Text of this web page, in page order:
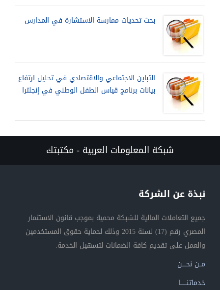
بحث تحديات ممارسة الاستشارة في المدارس
التباين الاجتماعي والاقتصادي في تحليل ارتفاع
بيانات برنامج قياس الطفل الوطني في إنجلترا
شبكة المعلومات العربية - مكتبتك
نبذة عن الشركة
جميع التعاملات المالية للشبكة محمية بموجب قانون الاستثمار
المصري رقم (17) لسنة 2015 وذلك لحماية حقوق المستخدمين
والعمل على تقديم كافة الضمانات لتسهيل الخدمة.
مــن نحــــن
خدماتنــــــا